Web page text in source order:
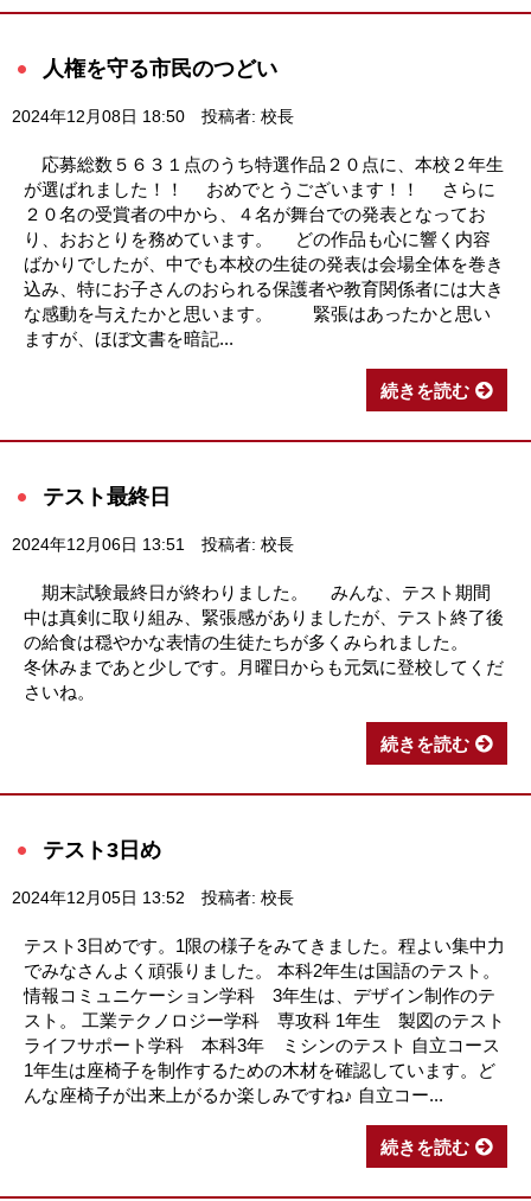
人権を守る市民のつどい
2024年12月08日 18:50 投稿者: 校長
応募総数５６３１点のうち特選作品２０点に、本校２年生
が選ばれました！！ おめでとうございます！！ さらに
２０名の受賞者の中から、４名が舞台での発表となってお
り、おおとりを務めています。 どの作品も心に響く内容
ばかりでしたが、中でも本校の生徒の発表は会場全体を巻き
込み、特にお子さんのおられる保護者や教育関係者には大き
な感動を与えたかと思います。 緊張はあったかと思い
ますが、ほぼ文書を暗記...
続きを読む
テスト最終日
2024年12月06日 13:51 投稿者: 校長
期末試験最終日が終わりました。 みんな、テスト期間
中は真剣に取り組み、緊張感がありましたが、テスト終了後
の給食は穏やかな表情の生徒たちが多くみられました。
冬休みまであと少しです。月曜日からも元気に登校してくだ
さいね。
続きを読む
テスト3日め
2024年12月05日 13:52 投稿者: 校長
テスト3日めです。1限の様子をみてきました。程よい集中力
でみなさんよく頑張りました。 本科2年生は国語のテスト。
情報コミュニケーション学科 3年生は、デザイン制作のテ
スト。 工業テクノロジー学科 専攻科 1年生 製図のテスト
ライフサポート学科 本科3年 ミシンのテスト 自立コース
1年生は座椅子を制作するための木材を確認しています。ど
んな座椅子が出来上がるか楽しみですね♪ 自立コー...
続きを読む